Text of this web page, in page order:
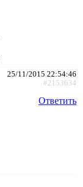
25/11/2015 22:54:46
#2153634
Ответить